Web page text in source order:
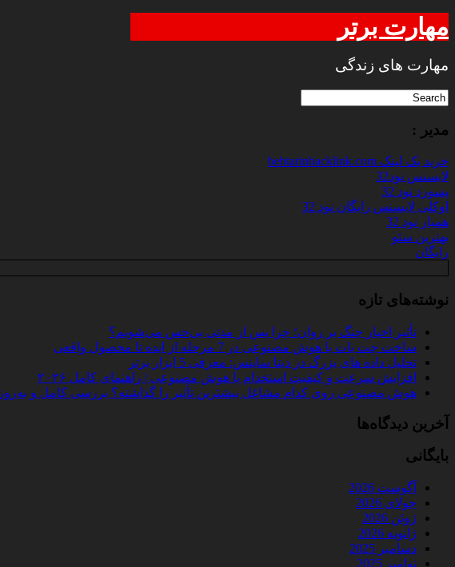
مهارت برتر
مهارت های زندگی
مدیر :
خرید بک لینک behtarinbacklink.com
لایسنس نود32
پسورد نود 32
اوکلی لایسنس رایگان نود 32
همیار نود 32
بهترین سئو
رایگان
نوشته‌های تازه
تأثیر اخبار جنگ بر روان؛ چرا پس از مدتی بی‌حس می‌شویم؟
ساخت چت‌ بات با هوش مصنوعی در 7 مرحله از ایده تا محصول واقعی
تحلیل داده‌ های بزرگ در دیتا ساینس: معرفی 5 ابزار برتر
افزایش سرعت و کیفیت استخدام با هوش مصنوعی | راهنمای کامل ۲۰۲۶
هوش مصنوعی روی کدام مشاغل بیشترین تأثیر را گذاشته؟ بررسی کامل و به‌روز ۲۰۲۶
آخرین دیدگاه‌ها
بایگانی
آگوست 2026
جولای 2026
ژوئن 2026
ژانویه 2026
دسامبر 2025
نوامبر 2025